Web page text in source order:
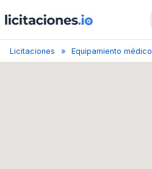
Licitaciones Equipamiento médico